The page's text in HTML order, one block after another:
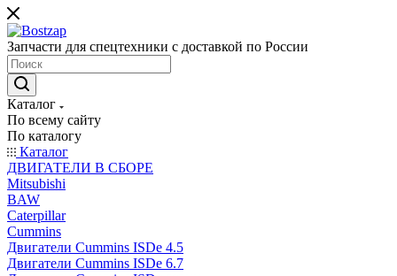
Запчасти для спецтехники с доставкой по России
Каталог
По всему сайту
По каталогу
Каталог
ДВИГАТЕЛИ В СБОРЕ
Mitsubishi
BAW
Caterpillar
Cummins
Двигатели Cummins ISDe 4.5
Двигатели Cummins ISDe 6.7